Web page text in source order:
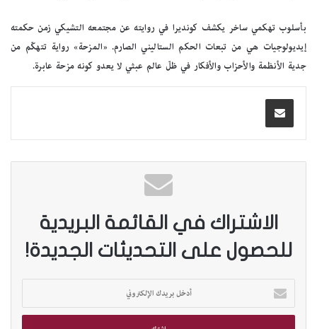
بأسلوب تهكمي ساخر يكشف كونديرا في روايته عن مجتمعه التشيكي زمن حكمته
إيديولوجيات هي من تبعات الحكم الستاليني الصارم. «المزحة» رواية تتهكّم من
جدية الأنظمة والأحزاب والأفكار في ظلّ عالم عبثي لا يعدو كونه مزحة عابرة.
الاشتراك في القائمة البريدية
للحصول على التحديثات الجديدة!
خ